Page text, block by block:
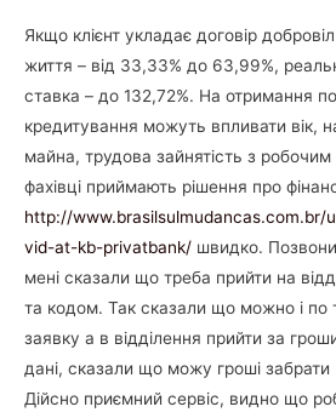
Якщо клієнт укладає договір
життя – від 33,33% до 63,99%,
ставка – до 132,72%. На отримання
кредитування можуть впливати вік,
майна, трудова зайнятість з
фахівці приймають рішення про
http://www.brasilsulmudancas.com.br/
vid-at-kb-privatbank/ швидко.
мені сказали що треба прийти на
та кодом. Так сказали що можно і по
заявку а в відділення прийти за
дані, сказали що можу гроші забрати
Дійсно приємний сервіс, видно що